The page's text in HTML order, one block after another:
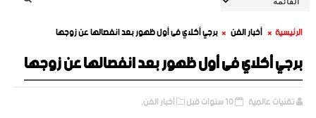
الرئيسية أخبار الفن برجي أكلاي فى أول ظهور بعد انفصالها عن زوجها
برجي أكلاي فى أول ظهور بعد انفصالها عن زوجها
تقنيات عالمية 10 سنوات قبل أخبار الفن,